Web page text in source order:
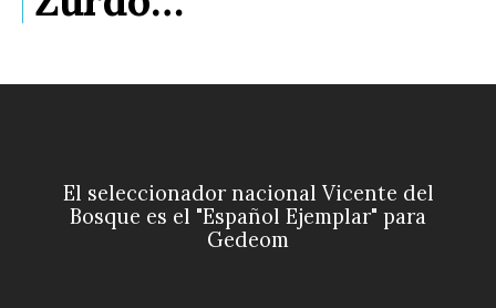
El seleccionador nacional Vicente del
Bosque es el "Español Ejemplar" para
Gedeom